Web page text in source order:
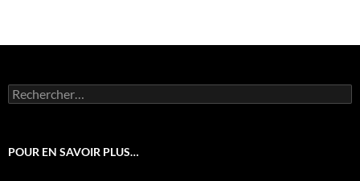
Rechercher :
POUR EN SAVOIR PLUS…